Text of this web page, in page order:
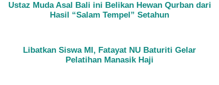
Ustaz Muda Asal Bali ini Belikan Hewan Qurban dari
Hasil “Salam Tempel” Setahun
Libatkan Siswa MI, Fatayat NU Baturiti Gelar
Pelatihan Manasik Haji